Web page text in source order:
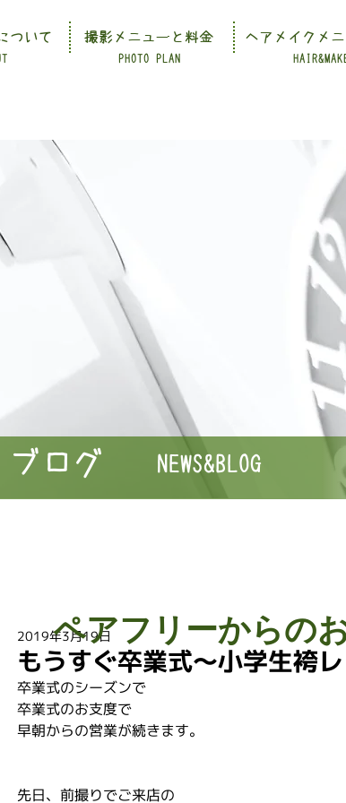
PHOTO PLAN
ついて 撮影メニューと料金 ヘアメイクメ
NEWS&BLOG
ブログ
もうすぐ卒業式〜小学生袴
2019年3月19日
卒業式のシーズンで
卒業式のお支度で
早朝からの営業が続きます。
先日、前撮りでご来店の
ペアフリーからの